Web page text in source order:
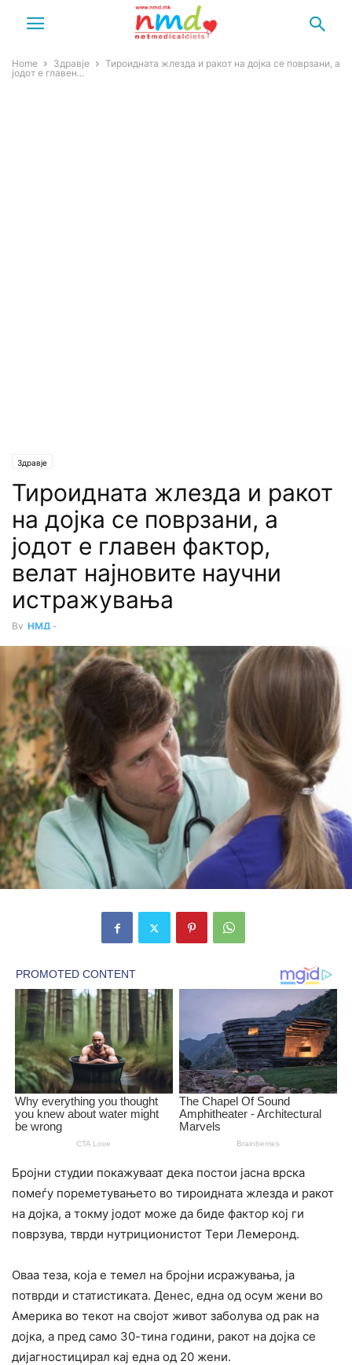
Home Здравје
Тироидната жлезда и ракот на дојка се поврзани, а
јодот е главен...
Здравје
Тироидната жлезда и ракот
на дојка се поврзани, а
јодот е главен фактор,
велат најновите научни
истражувања
By НМД -
Бројни студии покажуваат дека постои јасна врска
помеѓу пореметувањето во тироидната жлезда и ракот
на дојка, а токму јодот може да биде фактор кој ги
поврзува, тврди нутриционистот Тери Лемеронд.
Оваа теза, која е темел на бројни исражувања, ја
потврди и статистиката. Денес, една од осум жени во
Америка во текот на својот живот заболува од рак на
дојка, а пред само 30-тина години, ракот на дојка се
дијагностицирал кај една од 20 жени.